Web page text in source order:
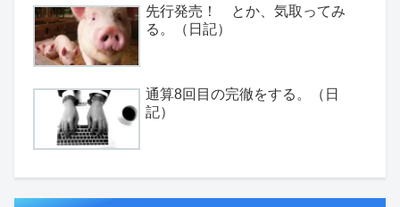
先行発売！ とか、気取ってみ
る。（日記）
通算8回目の完徹をする。（日
記）